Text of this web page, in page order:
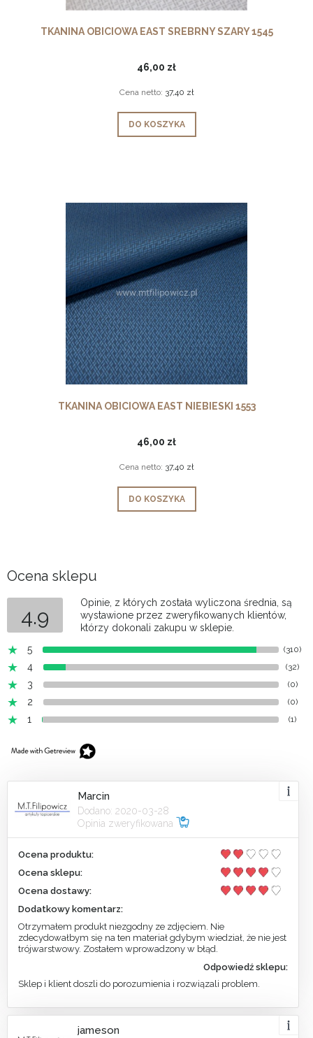
TKANINA OBICIOWA EAST SREBRNY SZARY 1545
46,00 zł
Cena netto: 37,40 zł
DO KOSZYKA
TKANINA OBICIOWA EAST NIEBIESKI 1553
46,00 zł
Cena netto: 37,40 zł
DO KOSZYKA
Ocena sklepu
4.9
Opinie, z których została wyliczona średnia, są
wystawione przez zweryfikowanych klientów,
którzy dokonali zakupu w sklepie.
5
(310)
4 (32)
3 (0)
2 (0)
1 (1)
Marcin
Dodano: 2020-03-28
Opinia zweryfikowana
Ocena produktu:
Ocena sklepu:
Ocena dostawy:
Dodatkowy komentarz:
Otrzymałem produkt niezgodny ze zdjęciem. Nie
zdecydowałbym się na ten materiał gdybym wiedział, że nie jest
trójwarstwowy. Zostałem wprowadzony w błąd.
Odpowiedź sklepu:
Sklep i klient doszli do porozumienia i rozwiązali problem.
jameson